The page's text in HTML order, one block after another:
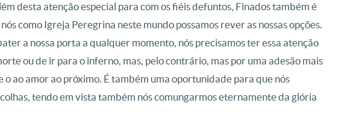
desta atenção especial para com os fiéis defuntos, Finados também é
como Igreja Peregrina neste mundo possamos rever as nossas opções.
a nossa porta a qualquer momento, nós precisamos ter essa atenção
ou de ir para o inferno, mas, pelo contrário, mas por uma adesão mais
o ao amor ao próximo. É também uma oportunidade para que nós
tendo em vista também nós comungarmos eternamente da glória